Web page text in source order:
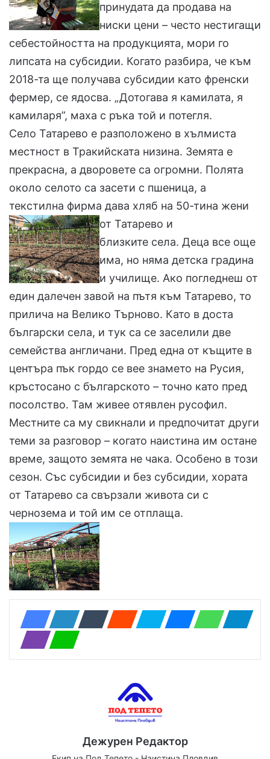
принудата да продава на
ниски цени – често нестигащи
себестойността на продукцията, мори го
липсата на субсидии. Когато разбира, че към
2018-та ще получава субсидии като френски
фермер, се ядосва. „Дотогава я камилата, я
камиларя”, маха с ръка той и потегля.
Село Татарево е разположено в хълмиста
местност в Тракийската низина. Земята е
прекрасна, а дворовете са огромни. Полята
около селото са засети с пшеница, а
текстилна фирма дава хляб на 50-тина жени
от Татарево и
близките села. Деца все още
има, но няма детска градина
и училище. Ако погледнеш от
един далечен завой на пътя към Татарево, то
прилича на Велико Търново. Като в доста
български села, и тук са се заселили две
семейства англичани. Пред една от къщите в
центъра пък гордо се вее знамето на Русия,
кръстосано с българското – точно като пред
посолство. Там живее отявлен русофил.
Местните са му свикнали и предпочитат други
теми за разговор – когато наистина им остане
време, защото земята не чака. Особено в този
сезон. Със субсидии и без субсидии, хората
от Татарево са свързали живота си с
чернозема и той им се отплаща.
Дежурен Редактор